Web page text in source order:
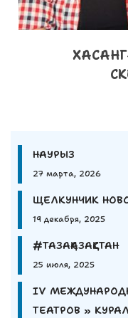
НАУРЫЗ
27 марта, 2026
ЩЕЛКУНЧИК
19 декабря, 2025
#ТАЗАҚАЗАҚСТАН
25 июля, 2025
IV
ТЕАТРОВ »